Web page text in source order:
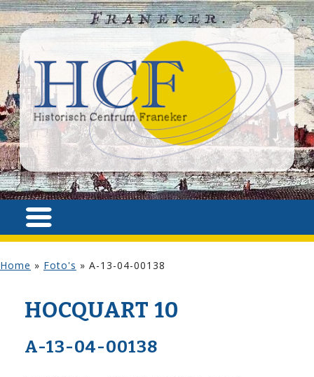
Home » Foto's » A-13-04-00138
HOCQUART 10
A-13-04-00138